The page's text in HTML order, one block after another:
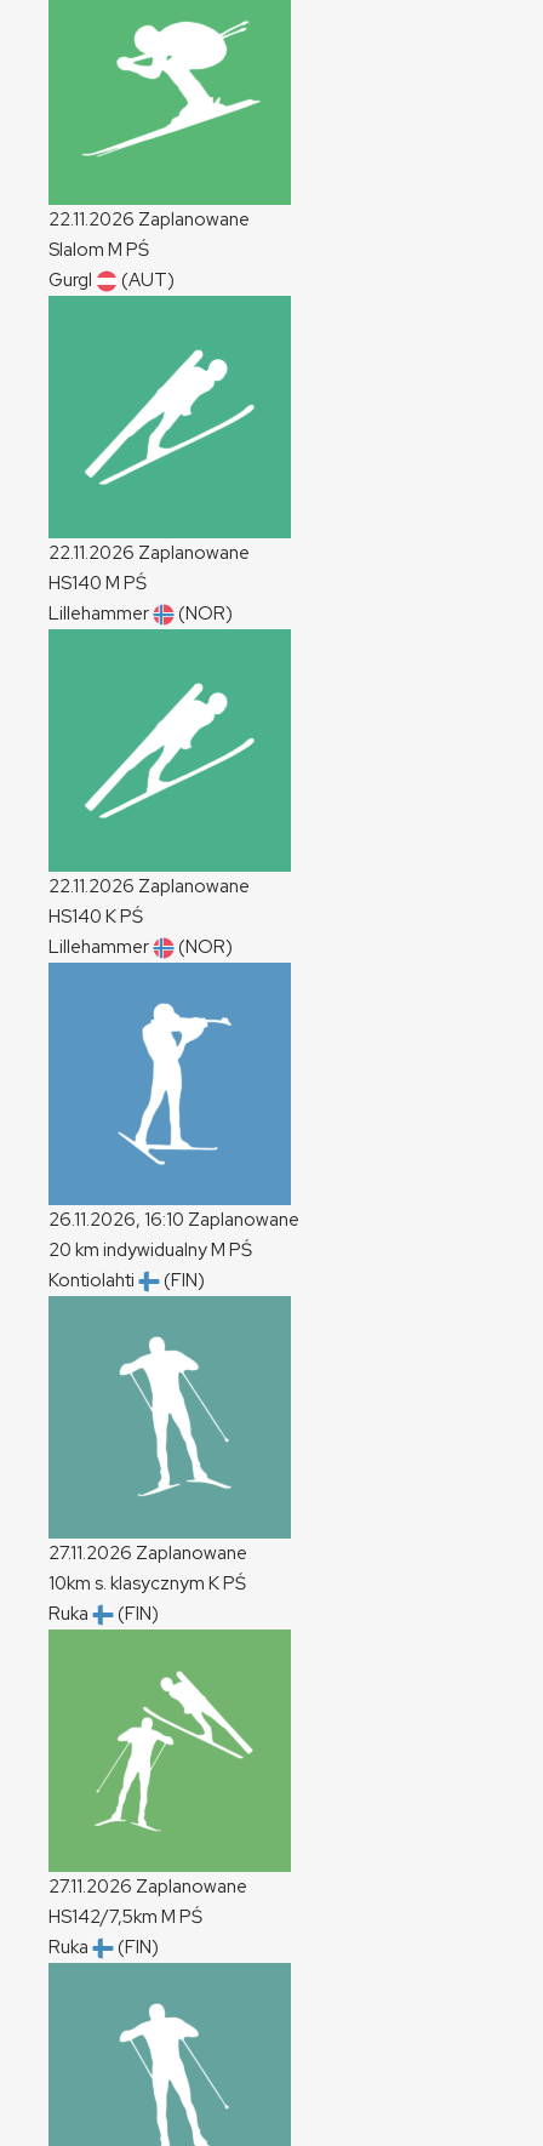
22.11.2026 Zaplanowane
Slalom M PŚ
Gurgl
(AUT)
22.11.2026 Zaplanowane
HS140 M PŚ
Lillehammer
(NOR)
22.11.2026 Zaplanowane
HS140 KPŚ
Lillehammer
(NOR)
26.11.2026, 16:10 Zaplanowane
20 km indywidualnyM PŚ
Kontiolahti
(FIN)
27.11.2026 Zaplanowane
10km s. klasycznym KPŚ
Ruka
(FIN)
27.11.2026 Zaplanowane
HS142/7,5km M PŚ
Ruka
(FIN)